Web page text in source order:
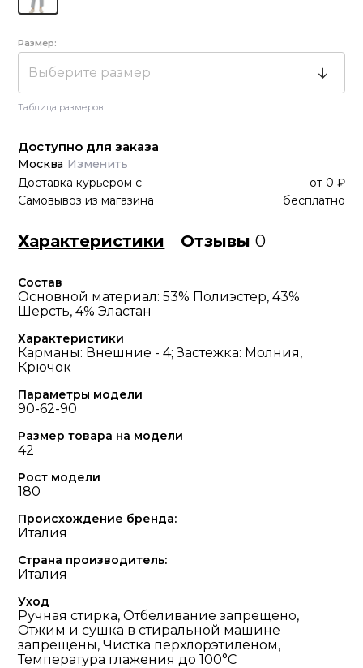
Размер:
Выберите размер
Таблица размеров
Доступно для заказа
Москва Изменить
Доставка курьером с от 0 ₽
Самовывоз из магазина
бесплатно
Характеристики Отзывы0
Состав
Основной материал: 53% Полиэстер, 43%
Шерсть, 4% Эластан
Характеристики
Карманы: Внешние - 4; Застежка: Молния,
Крючок
Параметры модели
90-62-90
Размер товара на модели
42
Рост модели
180
Происхождение бренда:
Италия
Страна производитель:
Италия
Уход
Ручная стирка, Отбеливание запрещено,
Отжим и сушка в стиральной машине
запрещены, Чистка перхлорэтиленом,
Температура глажения до 100°С